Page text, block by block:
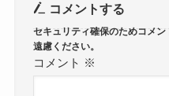
コメントする
コメント ※